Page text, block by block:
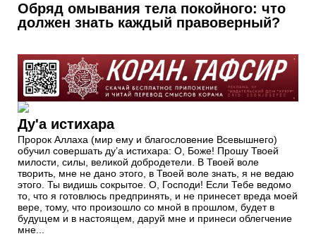
Обряд омывания тела покойного: что
должен знать каждый правоверный?
Ду'а истихара
Пророк Аллаха (мир ему и благословение Всевышнего)
обучил совершать ду’а истихара: О, Боже! Прошу Твоей
милости, силы, великой добродетели. В Твоей воле
творить, мне не дано этого, в Твоей воле знать, я не ведаю
этого. Ты видишь сокрытое. О, Господи! Если Тебе ведомо
то, что я готовлюсь предпринять, и не принесет вреда моей
вере, тому, что произошло со мной в прошлом, будет в
будущем и в настоящем, даруй мне и принеси облегчение
мне...